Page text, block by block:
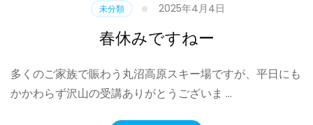
ご
ざ
い
し
た
未分類 2025年4月4日
春休みですねー
多くのご家族で賑わう丸沼高原スキー場ですが、平日にも
かかわらず沢山の受講ありがとうございま …